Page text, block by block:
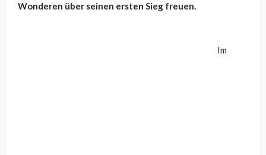
Wonderen über seinen ersten Sieg freuen.
Im